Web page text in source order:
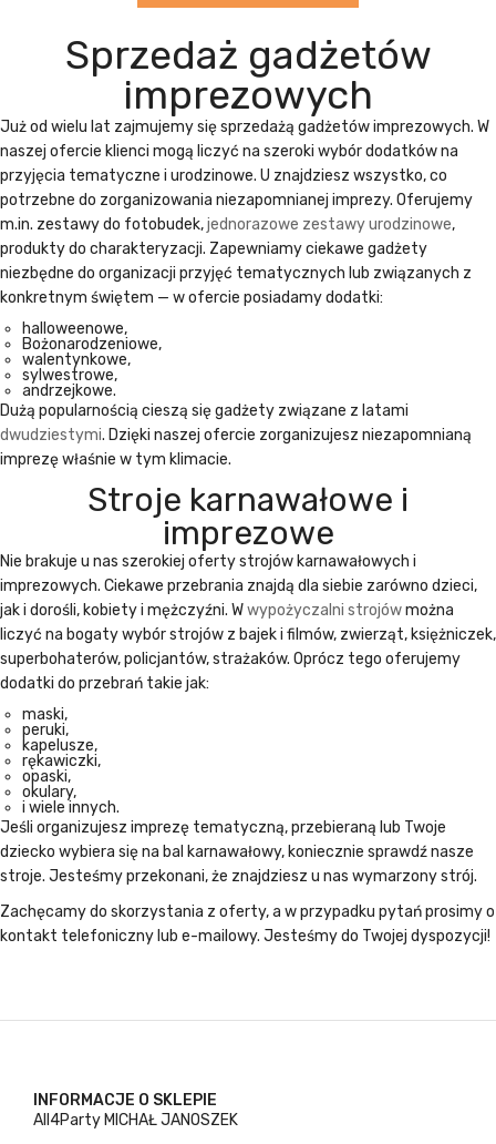
Sprzedaż gadżetów
imprezowych
Już od wielu lat zajmujemy sięsprzedażą gadżetów imprezowych. W
naszej ofercie klienci mogą liczyć na szeroki wybór dodatków na
przyjęcia tematyczne i urodzinowe. U znajdziesz wszystko, co
potrzebne do zorganizowania niezapomnianej imprezy. Oferujemy
m.in. zestawy do fotobudek,jednorazowe zestawy urodzinowe,
produkty do charakteryzacji. Zapewniamy ciekawe gadżety
niezbędne do organizacji przyjęć tematycznych lub związanych z
konkretnym świętem — w ofercie posiadamy dodatki:
halloweenowe,
Bożonarodzeniowe,
walentynkowe,
sylwestrowe,
andrzejkowe.
Dużą popularnością cieszą się gadżety związane z latami
dwudziestymi. Dzięki naszej ofercie zorganizujesz niezapomnianą
imprezę właśnie w tym klimacie.
Stroje karnawałowe i
imprezowe
Nie brakuje u nas szerokiej ofertystrojów karnawałowych i
imprezowych. Ciekawe przebrania znajdą dla siebie zarówno dzieci,
jak i dorośli, kobiety i mężczyźni. Wwypożyczalni strojówmożna
liczyć na bogaty wybór strojów z bajek i filmów, zwierząt, księżniczek,
superbohaterów, policjantów, strażaków. Oprócz tego oferujemy
dodatki do przebrań takie jak:
maski,
peruki,
kapelusze,
rękawiczki,
opaski,
okulary,
i wiele innych.
Jeśli organizujesz imprezę tematyczną, przebieraną lub Twoje
dziecko wybiera się na bal karnawałowy, koniecznie sprawdź nasze
stroje. Jesteśmy przekonani, że znajdziesz u nas wymarzony strój.
Zachęcamy do skorzystania z oferty, a w przypadku pytań prosimy o
kontakt telefoniczny lub e-mailowy. Jesteśmy do Twojej dyspozycji!
INFORMACJE O SKLEPIE
All4Party MICHAŁ JANOSZEK